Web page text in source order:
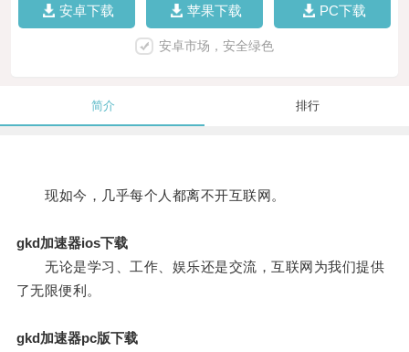
安卓下载 苹果下载 PC下载
安卓市场，安全绿色
简介 排行
现如今，几乎每个人都离不开互联网。
gkd加速器ios下载
无论是学习、工作、娱乐还是交流，互联网为我们提供
了无限便利。
gkd加速器pc版下载